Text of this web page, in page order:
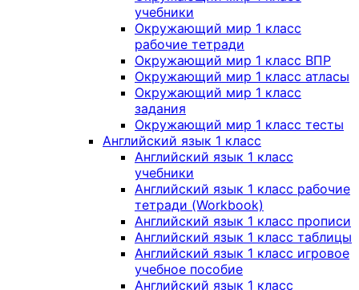
учебники
Окружающий мир 1 класс
рабочие тетради
Окружающий мир 1 класс ВПР
Окружающий мир 1 класс атласы
Окружающий мир 1 класс
задания
Окружающий мир 1 класс тесты
Английский язык 1 класс
Английский язык 1 класс
учебники
Английский язык 1 класс рабочие
тетради (Workbook)
Английский язык 1 класс прописи
Английский язык 1 класс таблицы
Английский язык 1 класс игровое
учебное пособие
Английский язык 1 класс